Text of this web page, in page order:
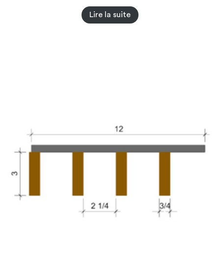
Lire la suite